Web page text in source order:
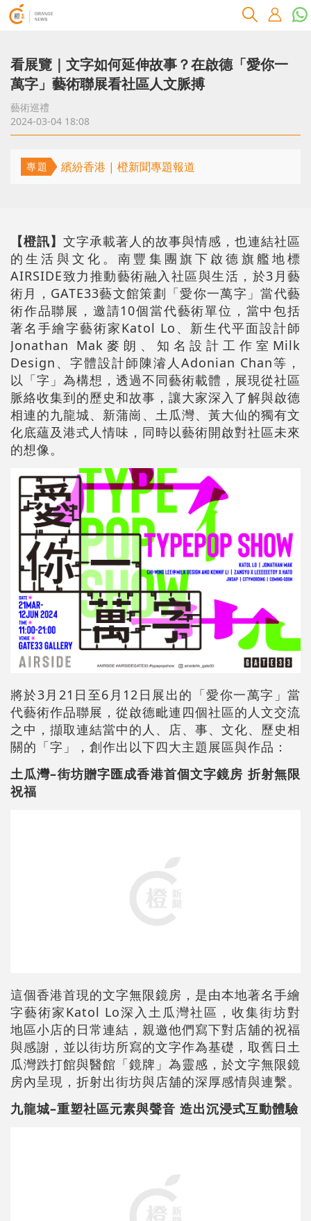
看展覽｜文字如何延伸故事？在啟德「愛你一
萬字」藝術聯展看社區人文脈搏
藝術巡禮
2024-03-04 18:08
專題 繽紛香港 | 橙新聞專題報道
【橙訊】 文字承載著人的故事與情感，也連結社區
的生活與文化。南豐集團旗下啟德旗艦地標
AIRSIDE致力推動藝術融入社區與生活，於3月藝
術月，GATE33藝文館策劃「愛你一萬字」當代藝
術作品聯展，邀請10個當代藝術單位，當中包括
著名手繪字藝術家Katol Lo、新生代平面設計師
Jonathan Mak麥朗、知名設計工作室Milk
Design、字體設計師陳濬人Adonian Chan等，
以「字」為構想，透過不同藝術載體，展現從社區
脈絡收集到的歷史和故事，讓大家深入了解與啟德
相連的九龍城、新蒲崗、土瓜灣、黃大仙的獨有文
化底蘊及港式人情味，同時以藝術開啟對社區未來
的想像。
將於3月21日至6月12日展出的「愛你一萬字」當
代藝術作品聯展，從啟德毗連四個社區的人文交流
之中，擷取連結當中的人、店、事、文化、歷史相
關的「字」，創作出以下四大主題展區與作品：
土瓜灣–街坊贈字匯成香港首個文字鏡房 折射無限
祝福
這個香港首現的文字無限鏡房，是由本地著名手繪
字藝術家Katol Lo深入土瓜灣社區，收集街坊對
地區小店的日常連結，親邀他們寫下對店舖的祝福
與感謝，並以街坊所寫的文字作為基礎，取舊日土
瓜灣跌打館與醫館「鏡牌」為靈感，於文字無限鏡
房內呈現，折射出街坊與店舖的深厚感情與連繫。
九龍城–重塑社區元素與聲音 造出沉浸式互動體驗